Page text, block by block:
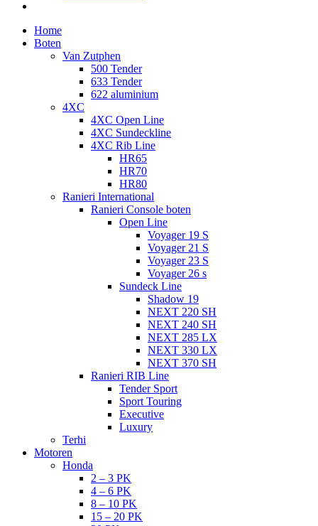
Home
Boten
Van Zutphen
500 Tender
633 Tender
622 aluminium
4XC
4XC Open Line
4XC Sundeckline
4XC Rib Line
HR65
HR70
HR80
Ranieri International
Ranieri Console boten
Open Line
Voyager 19 S
Voyager 21 S
Voyager 23 S
Voyager 26 s
Sundeck Line
Shadow 19
NEXT 220 SH
NEXT 240 SH
NEXT 285 LX
NEXT 330 LX
NEXT 370 SH
Ranieri RIB Line
Tender Sport
Sport Touring
Executive
Luxury
Terhi
Motoren
Honda
2 – 3 PK
4 – 6 PK
8 – 10 PK
15 – 20 PK